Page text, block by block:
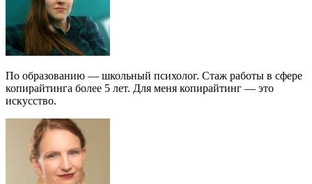
По образованию — школьный психолог. Стаж работы в сфере
копирайтинга более 5 лет. Для меня копирайтинг — это
искусство.